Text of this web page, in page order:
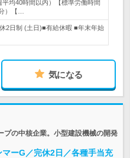
均40時間以内）【標準労働時間
）【…
2日制 (土日)■有給休暇 ■年末年始
気になる
プの中核企業。小型建設機械の開発
ーG／完休2日／各種手当充